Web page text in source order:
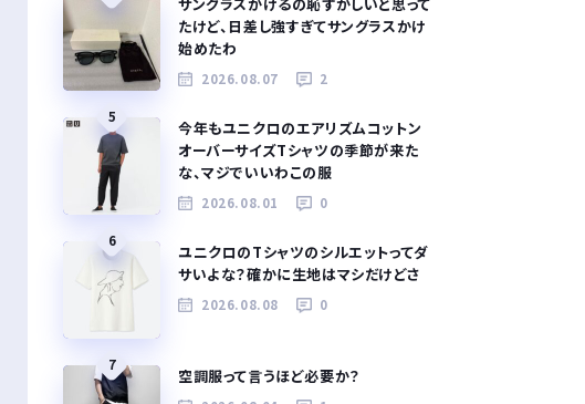
たけど、日差し強すぎてサングラスかけ
始めたわ
2026.08.07 2
5
今年もユニクロのエアリズムコットン
オーバーサイズTシャツの季節が来た
な、マジでいいわこの服
2026.08.01 0
6
ユニクロのTシャツのシルエットってダ
サいよな？確かに生地はマシだけどさ
2026.08.08 0
7
空調服って言うほど必要か？